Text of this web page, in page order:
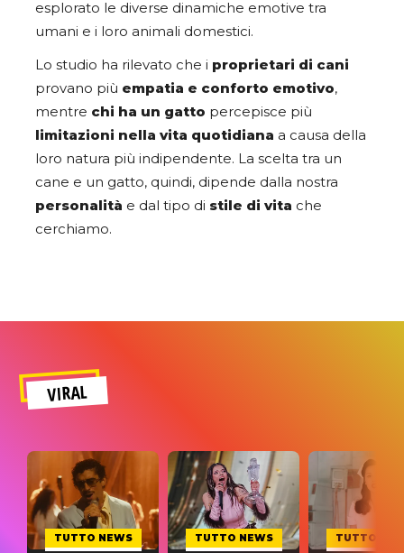
esplorato le diverse dinamiche emotive tra
umani e i loro animali domestici.
Lo studio ha rilevato che i proprietari di cani
provano più empatia e conforto emotivo,
mentre chi ha un gatto percepisce più
limitazioni nella vita quotidiana a causa della
loro natura più indipendente. La scelta tra un
cane e un gatto, quindi, dipende dalla nostra
personalità e dal tipo di stile di vita che
cerchiamo.
VIRAL
TUTTO NEWS TUTTO NEWS TUTTO